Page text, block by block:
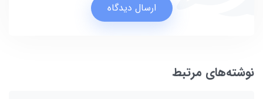
ارسال دیدگاه
نوشته‌های مرتبط